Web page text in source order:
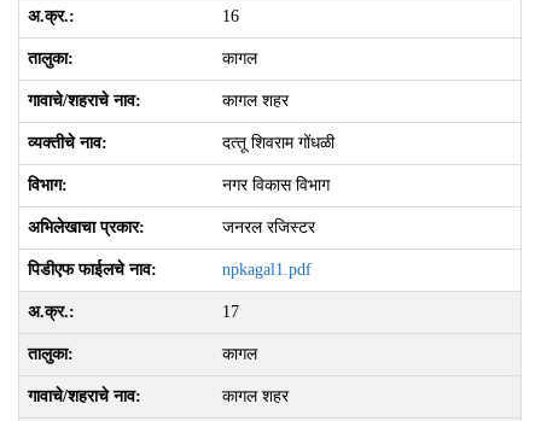
16
कागल
कागल शहर
दत्‍तू शिवराम गोंधळी
नगर विकास विभाग
जनरल रजिस्टर
npkagal1.pdf
17
कागल
कागल शहर